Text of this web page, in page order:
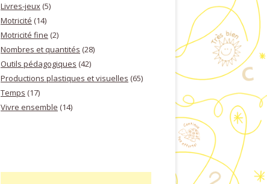
Livres-jeux (5)
Motricité (14)
Motricité fine (2)
Nombres et quantités (28)
Outils pédagogiques (42)
Productions plastiques et visuelles (65)
Temps (17)
Vivre ensemble (14)